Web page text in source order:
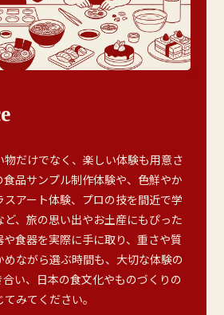
物だけでなく、楽しい体験も用意さ
品サンプル制作体験や、色鮮やか
アート体験、プロの技を間近で学
、旅の思い出やお土産にもぴった
や食器を実際に手に取り、重さや質
ながら選ぶ時間も、大切な体験の
い、日本の食文化やものづくりの
みてください。